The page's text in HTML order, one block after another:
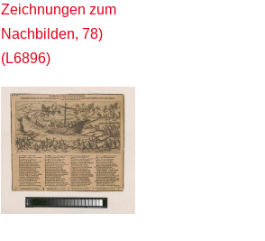
Zeichnungen zum
Nachbilden, 78)
(L6896)